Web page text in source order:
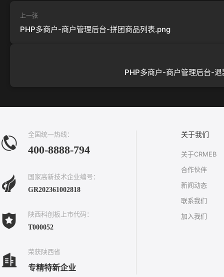
上一张
PHP多商户-商户管理后台-拼团商品列表.png
PHP多商户-商户管理后台-
全国统一热线：
400-8888-794
国家高新技术企业编号：
GR202361002818
陕西科创板上市代码：
T000052
荣获陕西省
专精特新企业
关于我们
关于CRMEB
合作伙伴
新闻动态
联系我们
加入我们